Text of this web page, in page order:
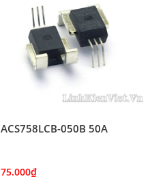
ACS758LCB-050B 50A
75.000₫